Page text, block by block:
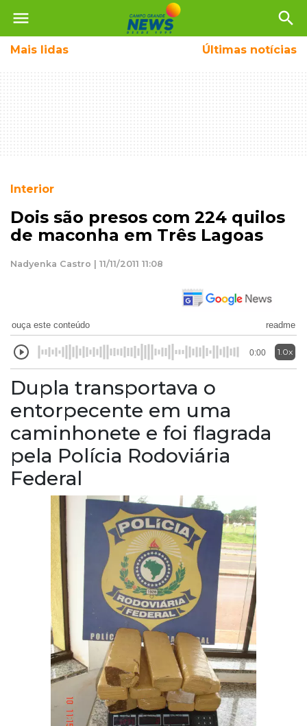
menu search
Mais lidas Últimas notícias
Interior
Dois são presos com 224 quilos
de maconha em Três Lagoas
Nadyenka Castro | 11/11/2011 11:08
ouça este conteúdo readme
0:00 1.0x
Dupla transportava o
entorpecente em uma
caminhonete e foi flagrada
pela Polícia Rodoviária
Federal